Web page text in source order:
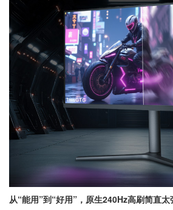
从“能用”到“好用” ，原生240Hz高刷简直太